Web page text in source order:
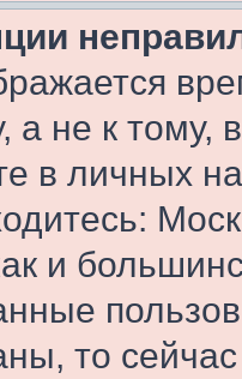
а не к тому,
в личных
и
то